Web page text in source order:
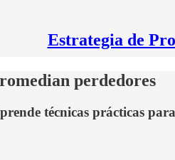
Estrategia de
perdedores
técnicas prácticas